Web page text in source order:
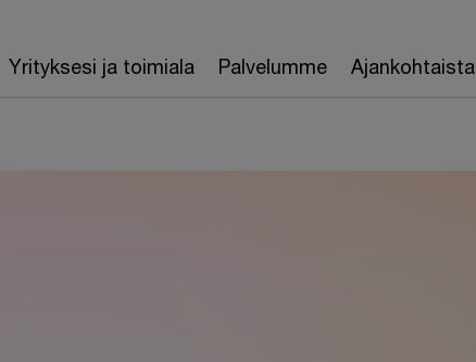
Yrityksesi ja toimiala Palvelumme Ajankohtaista